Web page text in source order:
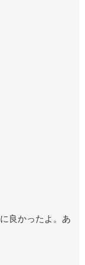
良かったよ。あ